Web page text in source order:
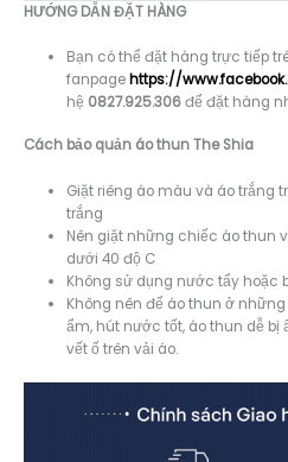
HƯỚNG DẪN ĐẶT HÀNG
Bạn có thể đặt hàng trực tiếp
fanpage https://
hệ 0827.925.306để đặt hàng
Cách bảo quản áo thun The Shia
Giặt riêng áo màu và áo trắng
trắng
Nên giặt những chiếc áo thun
dưới 40 độ C
Không sử dụng nước tẩy hoặc
Không nên để áo thun ở
ẩm, hút nước tốt, áo thun dễ
vết ố trên vải áo.